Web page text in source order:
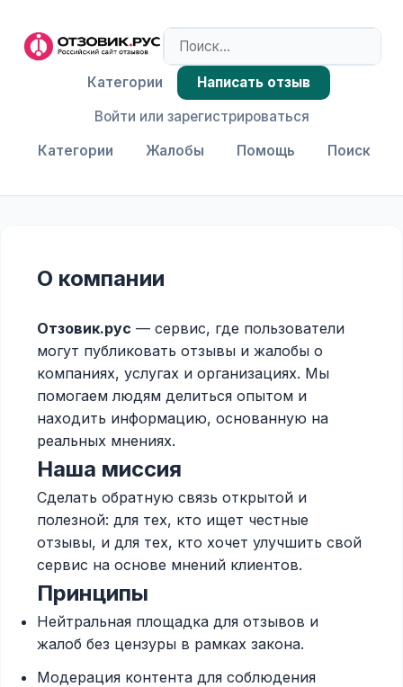
Категории Жалобы Помощь Поиск
Категории
Написать отзыв
Войти или зарегистрироваться
О компании
Отзовик.рус — сервис, где пользователи
могут публиковать отзывы и жалобы о
компаниях, услугах и организациях. Мы
помогаем людям делиться опытом и
находить информацию, основанную на
реальных мнениях.
Наша миссия
Сделать обратную связь открытой и
полезной: для тех, кто ищет честные
отзывы, и для тех, кто хочет улучшить свой
сервис на основе мнений клиентов.
Принципы
Нейтральная площадка для отзывов и
жалоб без цензуры в рамках закона.
Модерация контента для соблюдения